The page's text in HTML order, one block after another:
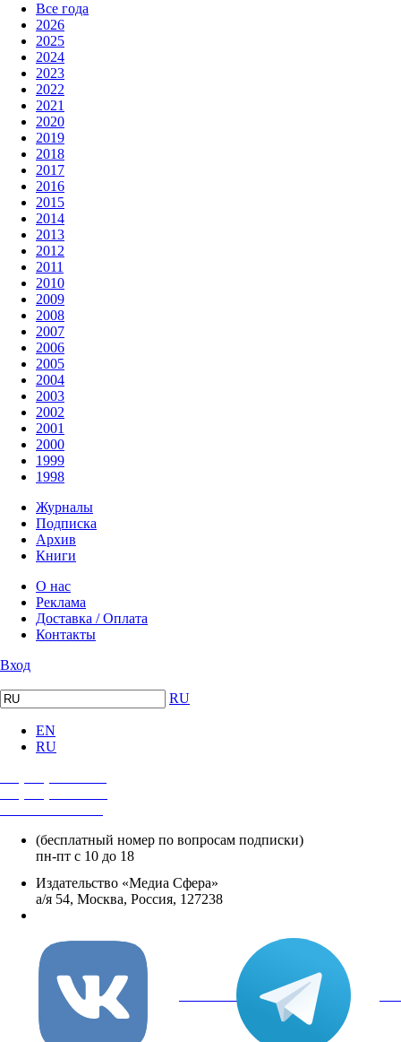
Все года
2026
2025
2024
2023
2022
2021
2020
2019
2018
2017
2016
2015
2014
2013
2012
2011
2010
2009
2008
2007
2006
2005
2004
2003
2002
2001
2000
1999
1998
Журналы
Подписка
Архив
Книги
О нас
Реклама
Доставка / Оплата
Контакты
Вход
RU
EN
RU
(бесплатный номер по вопросам подписки)
пн-пт с 10 до 18
Издательство «Медиа Сфера»
а/я 54, Москва, Россия, 127238
вКонтакте